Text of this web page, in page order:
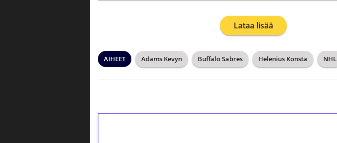
Lataa lisää
AIHEET Adams Kevyn Buffalo Sabres Helenius Konsta NHL